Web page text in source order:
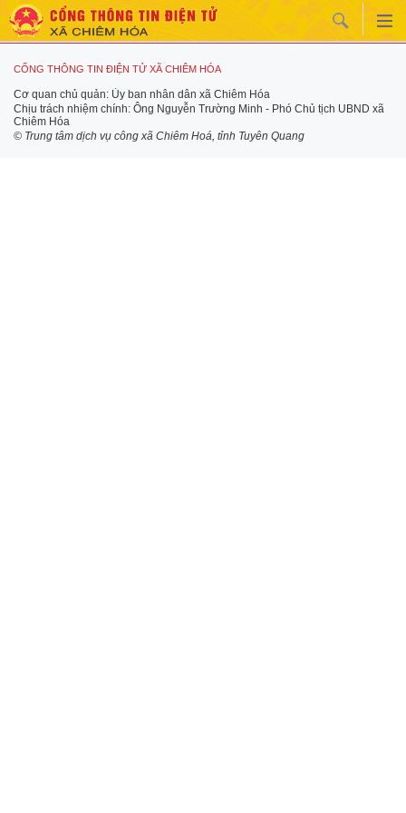
CỔNG THÔNG TIN ĐIỆN TỬ XÃ CHIÊM HÓA
Cơ quan chủ quản: Ủy ban nhân dân xã Chiêm Hóa
Chịu trách nhiệm chính: Ông Nguyễn Trường Minh - Phó Chủ tịch UBND xã
Chiêm Hóa
© Trung tâm dịch vụ công xã Chiêm Hoá, tỉnh Tuyên Quang